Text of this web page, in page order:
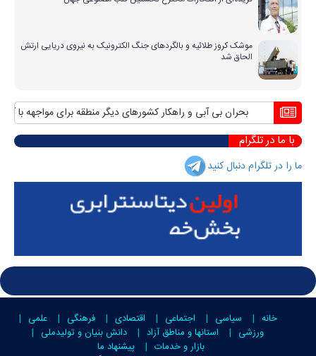
موشک کروز طلائیه و بالگردهای جنگ الکترونیک به نیروی دریایی ارتش
الحاق شد
بحران بی آبی و راهکار کشورهای دیگر منطقه برای مواجهه با آن
با ما در تلگرام
ما را در تلگرام دنبال کنید
خانه سیاسی اجتماعی اقتصادی فرهنگی
علمی
ورزشی
استانها و مناطق آزاد
دانش بنیان و تولیدملی
بازار و خدمات
پیشنهاد ما